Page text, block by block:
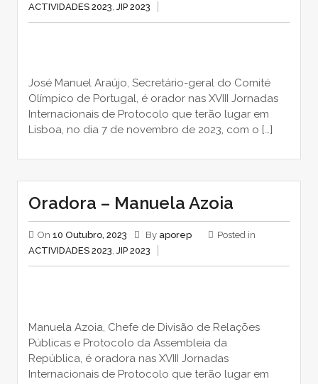
ACTIVIDADES 2023 JIP 2023
José Manuel Araújo, Secretário-geral do Comité
Olímpico de Portugal, é orador nas XVIII Jornadas
Internacionais de Protocolo que terão lugar em
Lisboa, no dia 7 de novembro de 2023, com o […]
Oradora – Manuela Azoia
On 10 Outubro, 2023 By aporep
Posted in
ACTIVIDADES 2023, JIP 2023
Manuela Azoia, Chefe de Divisão de Relações
Públicas e Protocolo da Assembleia da
República, é oradora nas XVIII Jornadas
Internacionais de Protocolo que terão lugar em